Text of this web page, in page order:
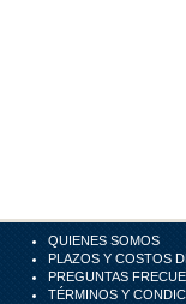
QUIENES SOMOS
PLAZOS Y COSTOS
PREGUNTAS
TÉRMINOS Y